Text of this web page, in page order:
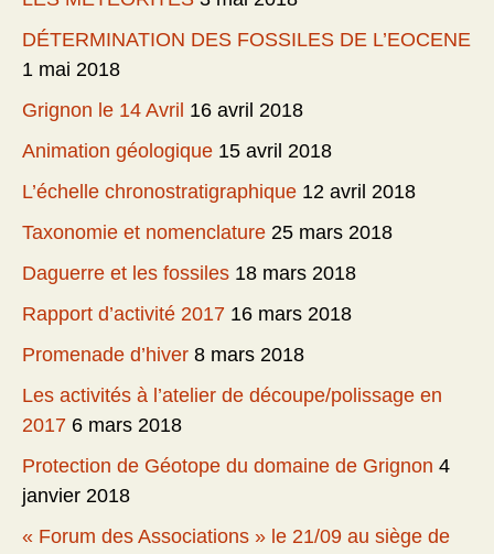
DÉTERMINATION DES FOSSILES DE L’EOCENE
1 mai 2018
Grignon le 14 Avril 16 avril 2018
Animation géologique 15 avril 2018
L’échelle chronostratigraphique 12 avril 2018
Taxonomie et nomenclature 25 mars 2018
Daguerre et les fossiles 18 mars 2018
Rapport d’activité 2017 16 mars 2018
Promenade d’hiver 8 mars 2018
Les activités à l’atelier de découpe/polissage en
2017 6 mars 2018
Protection de Géotope du domaine de Grignon 4
janvier 2018
« Forum des Associations » le 21/09 au siège de